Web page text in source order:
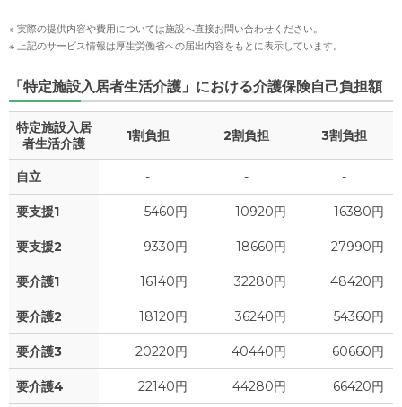
※ 実際の提供内容や費用については施設へ直接お問い合わせください。
※ 上記のサービス情報は厚生労働省への届出内容をもとに表示しています。
「特定施設入居者生活介護」における介護保険自己負担額
特定施設入居
者生活介護
1割負担 2割負担 3割負担
自立 - - -
要支援1 5460円 10920円 16380円
要支援2 9330円 18660円 27990円
要介護1 16140円 32280円 48420円
要介護2 18120円 36240円 54360円
要介護3 20220円 40440円 60660円
要介護4 22140円 44280円 66420円